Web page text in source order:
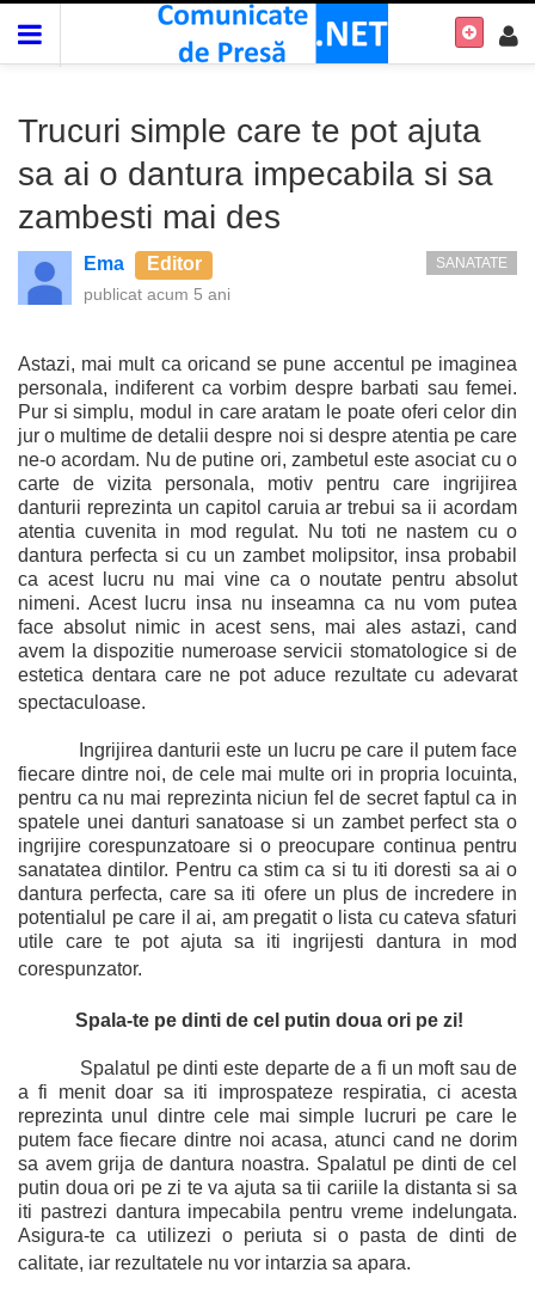
Trucuri simple care te pot ajuta
sa ai o dantura impecabila si sa
zambesti mai des
Ema Editor
publicat acum 5 ani
SANATATE
Astazi, mai mult ca oricand se pune accentul pe imaginea
personala, indiferent ca vorbim despre barbati sau femei.
Pur si simplu, modul in care aratam le poate oferi celor din
jur o multime de detalii despre noi si despre atentia pe care
ne-o acordam. Nu de putine ori, zambetul este asociat cu o
carte de vizita personala, motiv pentru care ingrijirea
danturii reprezinta un capitol caruia ar trebui sa ii acordam
atentia cuvenita in mod regulat. Nu toti ne nastem cu o
dantura perfecta si cu un zambet molipsitor, insa probabil
ca acest lucru nu mai vine ca o noutate pentru absolut
nimeni. Acest lucru insa nu inseamna ca nu vom putea
face absolut nimic in acest sens, mai ales astazi, cand
avem la dispozitie numeroase servicii stomatologice si de
estetica dentara care ne pot aduce rezultate cu adevarat
spectaculoase.
Ingrijirea danturii este un lucru pe care il putem face
fiecare dintre noi, de cele mai multe ori in propria locuinta,
pentru ca nu mai reprezinta niciun fel de secret faptul ca in
spatele unei danturi sanatoase si un zambet perfect sta o
ingrijire corespunzatoare si o preocupare continua pentru
sanatatea dintilor. Pentru ca stim ca si tu iti doresti sa ai o
dantura perfecta, care sa iti ofere un plus de incredere in
potentialul pe care il ai, am pregatit o lista cu cateva sfaturi
utile care te pot ajuta sa iti ingrijesti dantura in mod
corespunzator.
Spala-te pe dinti de cel putin doua ori pe zi!
Spalatul pe dinti este departe de a fi un moft sau de
a fi menit doar sa iti improspateze respiratia, ci acesta
reprezinta unul dintre cele mai simple lucruri pe care le
putem face fiecare dintre noi acasa, atunci cand ne dorim
sa avem grija de dantura noastra. Spalatul pe dinti de cel
putin doua ori pe zi te va ajuta sa tii cariile la distanta si sa
iti pastrezi dantura impecabila pentru vreme indelungata.
Asigura-te ca utilizezi o periuta si o pasta de dinti de
calitate, iar rezultatele nu vor intarzia sa apara.